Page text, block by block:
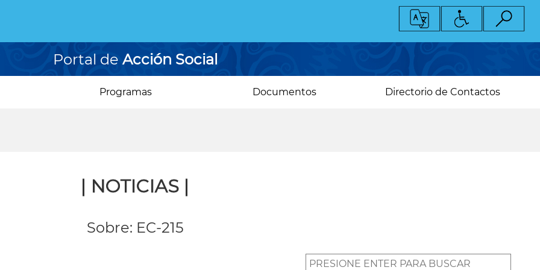
Portal de Acción Social
Programas Documentos Directorio de Contactos
| NOTICIAS |
Sobre: EC-215